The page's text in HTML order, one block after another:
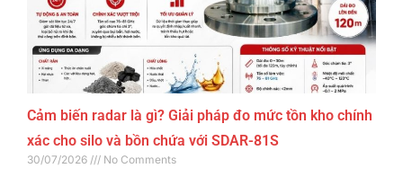
Cảm biến radar là gì? Giải pháp đo mức tồn kho chính
xác cho silo và bồn chứa với SDAR-81S
30/07/2026 No Comments